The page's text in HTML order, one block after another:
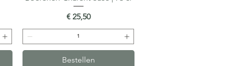
Prijs
€ 25,50
Bestellen